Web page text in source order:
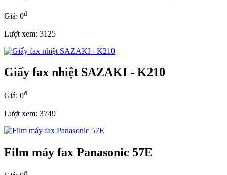
Giá: 0đ
Lượt xem: 3125
Giấy fax nhiệt SAZAKI - K210
Giá: 0đ
Lượt xem: 3749
Film máy fax Panasonic 57E
đ